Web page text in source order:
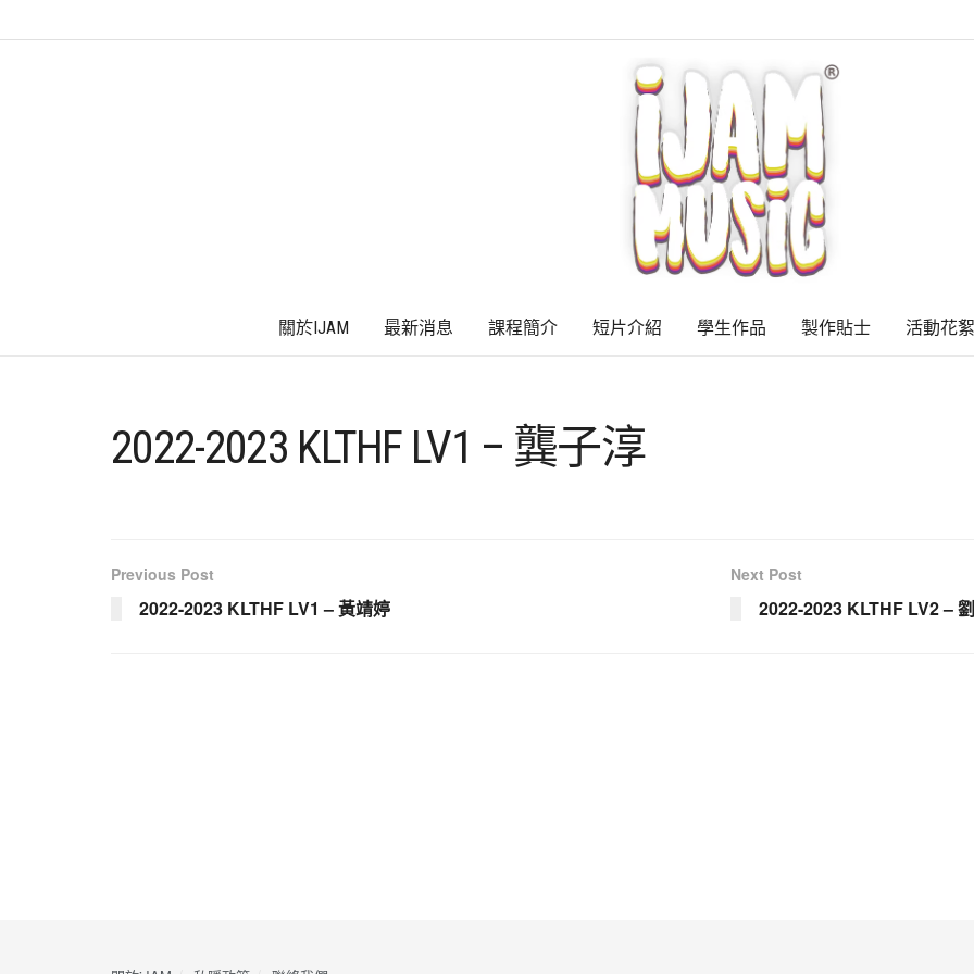
關於IJAM 最新消息 課程簡介 短片介紹 學生作品 製作貼士 活動花絮
2022-2023 KLTHF LV1 – 龔子淳
Previous Post
2022-2023 KLTHF LV1 – 黃靖婷
Next Post
2022-2023 KLTHF LV2 –